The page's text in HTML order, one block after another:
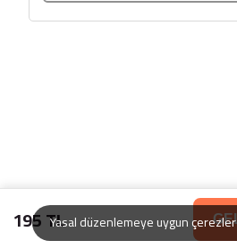
195 TLYasal düzenlemeye uygun